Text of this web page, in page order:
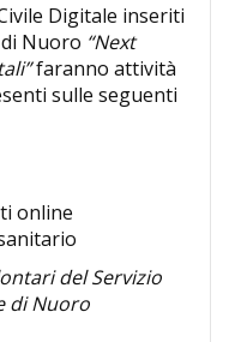
Digitale inseriti
Nuoro “Next
faranno attività
sulle seguenti
online
del Servizio
di Nuoro